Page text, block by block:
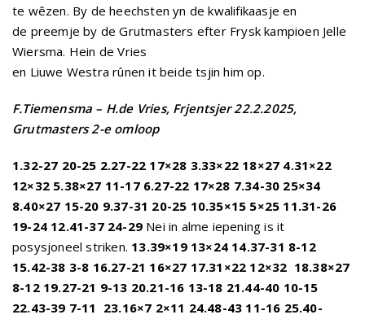
te wêzen. By de heechsten yn de kwalifikaasje en
de preemje by de Grutmasters efter Frysk kampioen Jelle
Wiersma. Hein de Vries
en Liuwe Westra rûnen it beide tsjin him op.
F.Tiemensma – H.de Vries, Frjentsjer 22.2.2025,
Grutmasters 2-e omloop
1.32-27 20-25 2.27-22 17×28 3.33×22 18×27 4.31×22
12×32 5.38×27 11-17 6.27-22 17×28 7.34-30 25×34
8.40×27 15-20 9.37-31 20-25 10.35×15 5×25 11.31-26
19-24 12.41-37 24-29 Nei in alme iepening is it
posysjoneel striken. 13.39×19 13×24 14.37-31 8-12
15.42-38 3-8 16.27-21 16×27 17.31×22 12×32 18.38×27
8-12 19.27-21 9-13 20.21-16 13-18 21.44-40 10-15
22.43-39 7-11 23.16×7 2×11 24.48-43 11-16 25.40-